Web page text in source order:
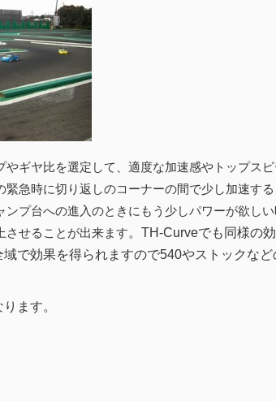
やギヤ比を選定して、適度な加速感やトップス
緊急時に切り返しのコーナーの間で少し加速す
ンプ台への進入のときにもう少しパワーが欲し
させることが出来ます。TH-Curveでも同様の
で効果を得られますので540やストックな
ます。